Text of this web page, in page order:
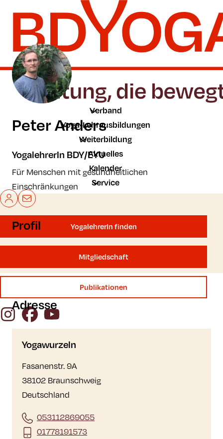
Zum Hauptinhalt der Seite springen
Zur Startseite navigieren
Verband
Yoga-Lehrausbildungen
Weiterbildung
Aktuelles
Kalender
Service
Mein BDYoga
Kontakt
YogalehrerIn finden
Mitgliedschaft
Publikationen
InstagramFacebook
YouTube
Peter Anders
YogalehrerIn BDY/EYU
Für Menschen mit gesundheitlichen
Einschränkungen
Profil
Adresse
Yogawurzeln
Fasanenstr. 9A
38102 Braunschweig
Deutschland
053112869055
01778191573